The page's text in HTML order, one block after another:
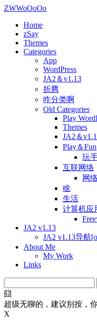
ZWWoOoOo
Home
zSay
Themes
Categories
App
WordPress
JA2＆v1.13
折腾
咋分类啊
Old Categories
Play
Themes
JA2＆
Play＆Fun
玩
互联网络
网
啥
生活
计算机应
JA2 v1.13
JA2 v1.13导航
About Me
My Work
Links
索：
囧
超级无聊的，建议别按，
X